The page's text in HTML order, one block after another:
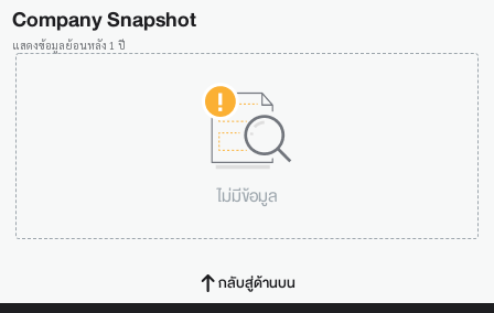
Company Snapshot
แสดงข้อมูลย้อนหลัง 1 ปี
ไม่มีข้อมูล
กลับสู่ด้านบน